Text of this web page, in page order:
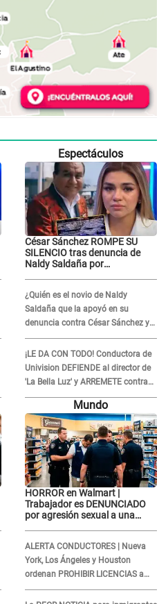
Espectáculos
César Sánchez ROMPE SU
SILENCIO tras denuncia de
Naldy Saldaña por
inocencia"
¿Quién es el novio de Naldy
Saldaña que la apoyó en su
denuncia contra César Sánchez y
confrontó al dueño de 'La Bella
Luz'?
¡LE DA CON TODO! Conductora de
Univision DEFIENDE al director de
'La Bella Luz' y ARREMETE contra
Naldy Saldaña: “Muchas
Mundo
HORROR en Walmart |
Trabajador es DENUNCIADO
por agresión sexual a una
ALERTA CONDUCTORES | Nueva
York, Los Ángeles y Houston
ordenan PROHIBIR LICENCIAS a
quienes no presenten ESTE